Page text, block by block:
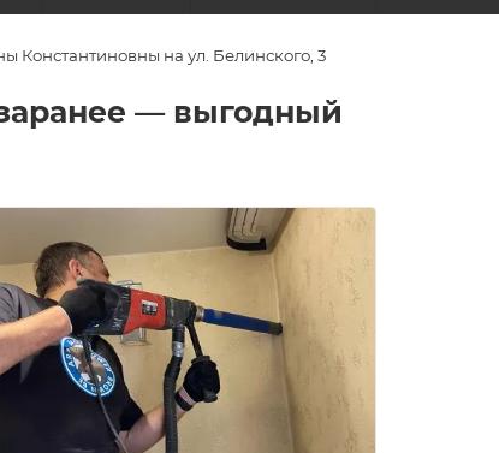
Константиновны на ул. Белинского, 3
— выгодный